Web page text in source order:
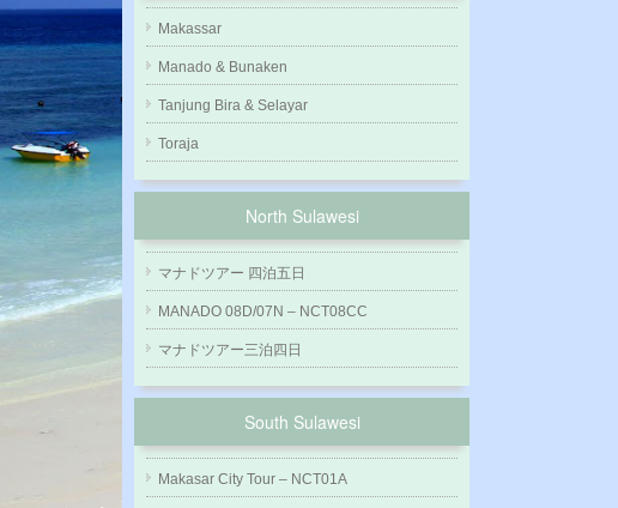
Makassar
Manado & Bunaken
Tanjung Bira & Selayar
Toraja
North Sulawesi
マナドツアー 四泊五日
MANADO 08D/07N – NCT08CC
マナドツアー三泊四日
South Sulawesi
Makasar City Tour – NCT01A